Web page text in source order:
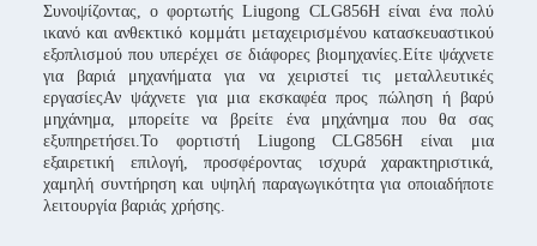
Συνοψίζοντας, ο φορτωτής Liugong CLG856H είναι ένα πολύ
ικανό και ανθεκτικό κομμάτι μεταχειρισμένου κατασκευαστικού
εξοπλισμού που υπερέχει σε διάφορες βιομηχανίες.Είτε ψάχνετε
για βαριά μηχανήματα για να χειριστεί τις μεταλλευτικές
εργασίεςΑν ψάχνετε για μια εκσκαφέα προς πώληση ή βαρύ
μηχάνημα, μπορείτε να βρείτε ένα μηχάνημα που θα σας
εξυπηρετήσει.Το φορτιστή Liugong CLG856H είναι μια
εξαιρετική επιλογή, προσφέροντας ισχυρά χαρακτηριστικά,
χαμηλή συντήρηση και υψηλή παραγωγικότητα για οποιαδήποτε
λειτουργία βαριάς χρήσης.